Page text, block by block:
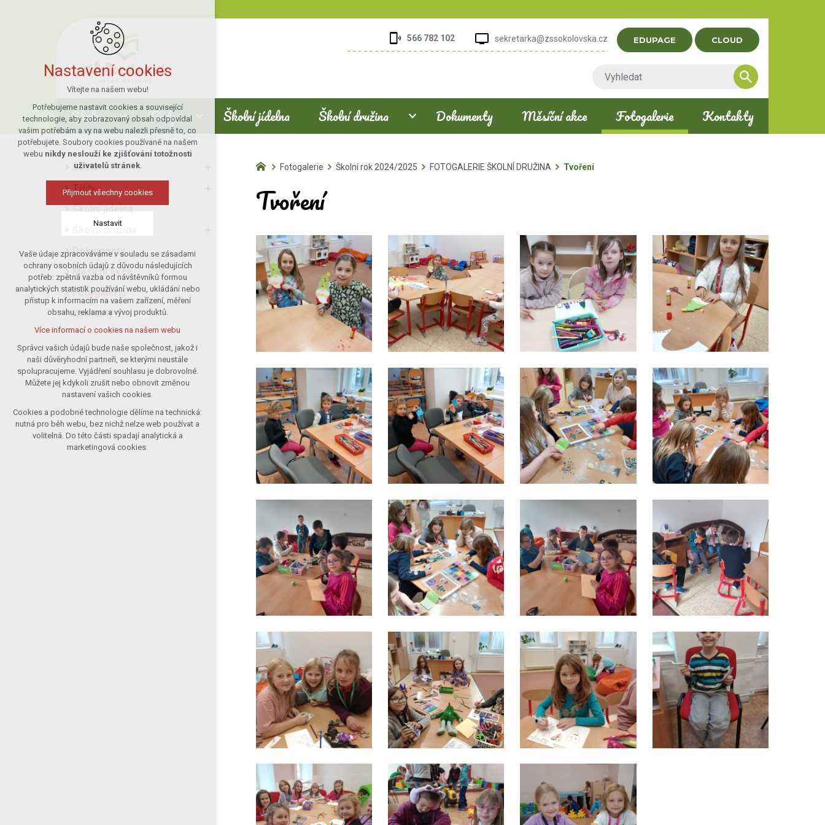
566 782 102 sekretarka@zssokolovska.cz EDUPAGE CLOUD
Škola Třídy Školní jídelna Školní družina Dokumenty Měsíční akce Fotogalerie Kontakty
Škola
Třídy
Školní jídelna
Školní družina
Dokumenty
Měsíční akce
Fotogalerie
Kontakty
Fotogalerie Školní rok 2024/2025 FOTOGALERIE ŠKOLNÍ DRUŽINA Tvoření
Tvoření
Nastavení cookies
Vítejte na našem webu!
Potřebujeme nastavit cookies a související
technologie, aby zobrazovaný obsah odpovídal
vašim potřebám a vy na webu nalezli přesně to, co
potřebujete. Soubory cookies používané na našem
webu nikdy neslouží ke zjišťování totožnosti
uživatelů stránek.
Přijmout všechny cookies
Nastavit
Technická cookies
nutná pro provozování webu
udržení kontextu stránek (session):
případná přihlášení, volby jazyka, apod.
Volitelná cookies
analytická pro anonymizované
vyhodnocení návštěvnosti
marketingová cookies (Google)
Více informací o cookies na našem webu
Přijmout všechny cookies
Odmítnout vše
Vaše údaje zpracováváme v souladu se zásadami
ochrany osobních údajů z důvodu následujících
potřeb: zpětná vazba od návštěvníků formou
analytických statistik používání webu, ukládání nebo
přístup k informacím na vašem zařízení, měření
obsahu, reklama a vývoj produktů.
Více informací o cookies na našem webu
Správci vašich údajů bude naše společnost, jakož i
naši důvěryhodní partneři, se kterými neustále
spolupracujeme. Vyjádření souhlasu je dobrovolné.
Můžete jej kdykoli zrušit nebo obnovit změnou
nastavení vašich cookies.
Cookies a podobné technologie dělíme na technická:
nutná pro běh webu, bez nichž nelze web používat a
volitelná. Do této části spadají analytická a
marketingová cookies.